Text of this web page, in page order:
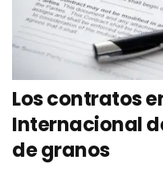
Los contratos
Internacional
de granos